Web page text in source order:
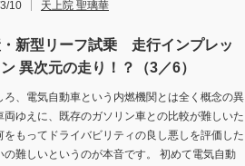
10 天上院 聖璃華
・新型リーフ試乗 走行インプレッ
異次元の走り！？（3／6）
ろ、電気自動車という内燃機関とは全く概念の異
両ゆえに、既存のガソリン車との比較が難しいた
をもってドライバビリティの良し悪しを評価した
の難しいというのが本音です。 初めて電気自動